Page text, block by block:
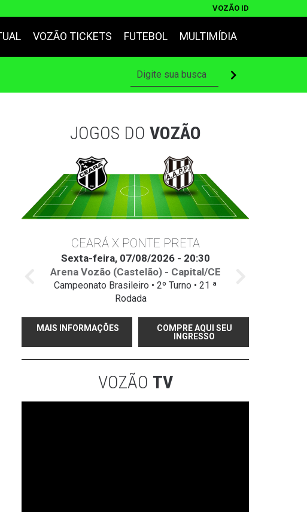
VOZÃO ID
VOZÃO TICKETS FUTEBOL MULTIMÍDIA
JOGOS DO VOZÃO
CEARÁ X PONTE PRETA
Sexta-feira, 07/08/2026 - 20:30
Arena Vozão (Castelão) - Capital/CE
Campeonato Brasileiro • 2º Turno • 21 ª
Rodada
MAIS INFORMAÇÕES
COMPRE AQUI SEU
INGRESSO
VOZÃO TV